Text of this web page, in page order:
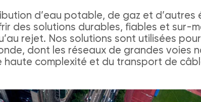
d’eau potable, de gaz et
des solutions durables, fiables et sur-
rejet. Nos solutions sont utilisées
dont les réseaux de grandes voies
haute complexité et du transport de